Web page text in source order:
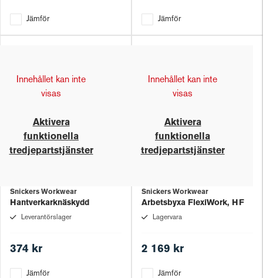
Jämför Jämför
Innehållet kan inte
visas
Aktivera
funktionella
tredjepartstjänster
Snickers Workwear
Hantverkarknäskydd
Leverantörslager
374 kr
Jämför
Innehållet kan inte
visas
Aktivera
funktionella
tredjepartstjänster
Snickers Workwear
Arbetsbyxa FlexiWork, HF
Lagervara
2 169 kr
Jämför